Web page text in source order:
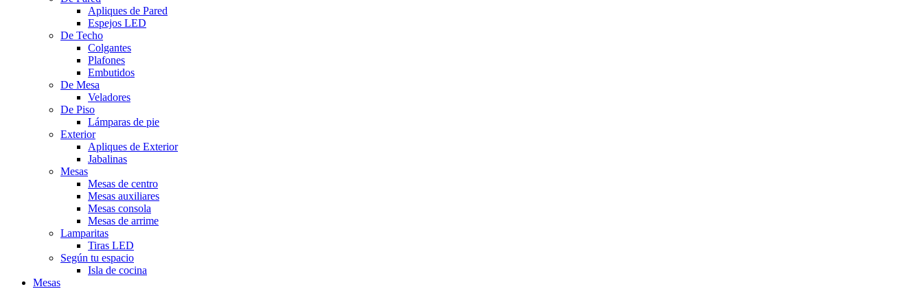
Apliques de Pared
Espejos LED
De Techo
Colgantes
Plafones
Embutidos
De Mesa
Veladores
De Piso
Lámparas de pie
Exterior
Apliques de Exterior
Jabalinas
Mesas
Mesas de centro
Mesas auxiliares
Mesas consola
Mesas de arrime
Lamparitas
Tiras LED
Según tu espacio
Isla de cocina
Mesas